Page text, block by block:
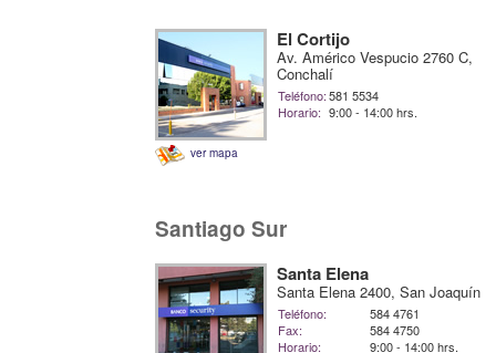
ver mapa
El Cortijo
Av. Américo Vespucio 2760 C,
Conchalí
Teléfono:581 5534
Horario: 9:00 - 14:00 hrs.
Santiago Sur
Santa Elena
Santa Elena 2400, San Joaquín
Teléfono:
584 4761
Fax:
584 4750
Horario:
9:00 - 14:00 hrs.